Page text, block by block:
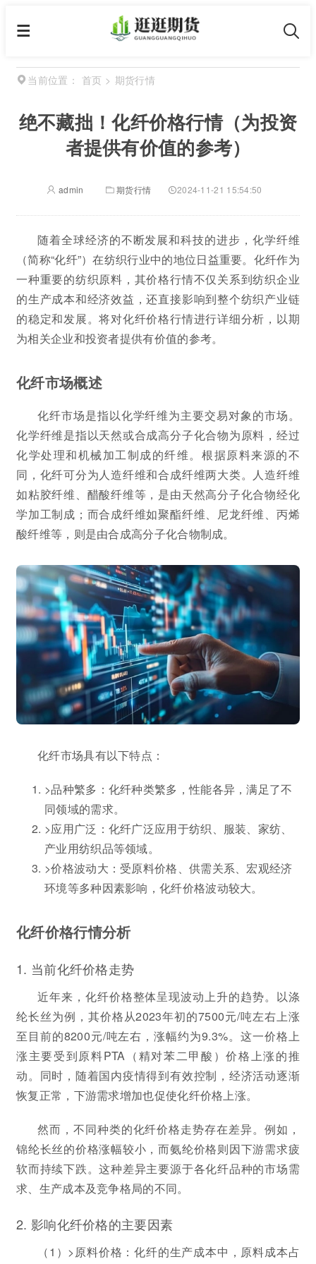
当前位置： 首页 > 期货行情
绝不藏拙！化纤价格行情（为投资
者提供有价值的参考）
admin 期货行情 2024-11-21 15:54:50
随着全球经济的不断发展和科技的进步，化学纤维
（简称“化纤”）在纺织行业中的地位日益重要。化纤作为
一种重要的纺织原料，其价格行情不仅关系到纺织企业
的生产成本和经济效益，还直接影响到整个纺织产业链
的稳定和发展。将对化纤价格行情进行详细分析，以期
为相关企业和投资者提供有价值的参考。
化纤市场概述
化纤市场是指以化学纤维为主要交易对象的市场。
化学纤维是指以天然或合成高分子化合物为原料，经过
化学处理和机械加工制成的纤维。根据原料来源的不
同，化纤可分为人造纤维和合成纤维两大类。人造纤维
如粘胶纤维、醋酸纤维等，是由天然高分子化合物经化
学加工制成；而合成纤维如聚酯纤维、尼龙纤维、丙烯
酸纤维等，则是由合成高分子化合物制成。
化纤市场具有以下特点：
>品种繁多：化纤种类繁多，性能各异，满足了不
同领域的需求。
>应用广泛：化纤广泛应用于纺织、服装、家纺、
产业用纺织品等领域。
>价格波动大：受原料价格、供需关系、宏观经济
环境等多种因素影响，化纤价格波动较大。
化纤价格行情分析
1. 当前化纤价格走势
近年来，化纤价格整体呈现波动上升的趋势。以涤
纶长丝为例，其价格从2023年初的7500元/吨左右上涨
至目前的8200元/吨左右，涨幅约为9.3%。这一价格上
涨主要受到原料PTA（精对苯二甲酸）价格上涨的推
动。同时，随着国内疫情得到有效控制，经济活动逐渐
恢复正常，下游需求增加也促使化纤价格上涨。
然而，不同种类的化纤价格走势存在差异。例如，
锦纶长丝的价格涨幅较小，而氨纶价格则因下游需求疲
软而持续下跌。这种差异主要源于各化纤品种的市场需
求、生产成本及竞争格局的不同。
2. 影响化纤价格的主要因素
（1）>原料价格：化纤的生产成本中，原料成本占